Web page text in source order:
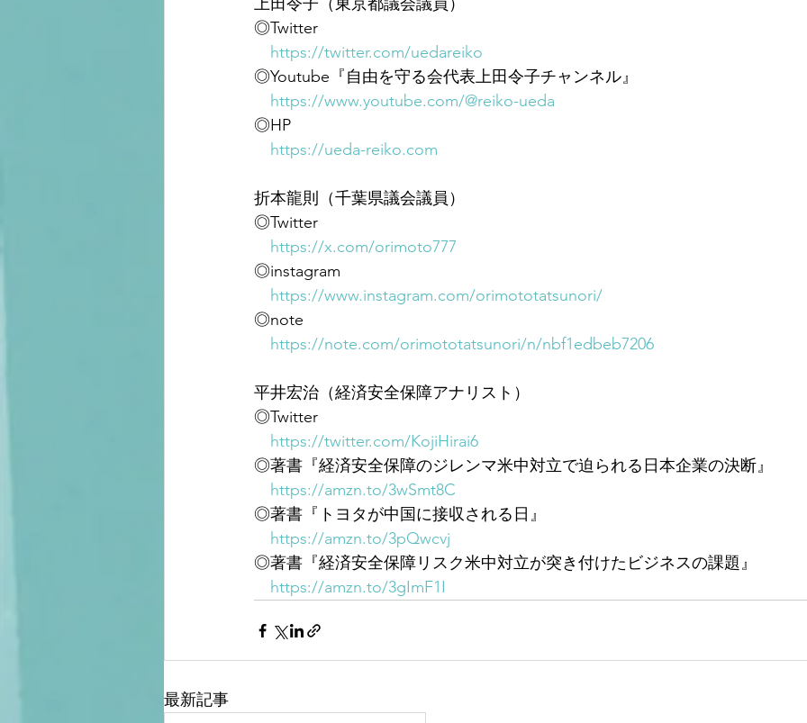
◎Twitter
https://twitter.com/uedareiko
◎Youtube『自由を守る会代表上田令子チャンネル』
https://www.youtube.com/@reiko-ueda
◎HP
https://ueda-reiko.com
折本龍則（千葉県議会議員）
◎Twitter
https://x.com/orimoto777
◎instagram
https://www.instagram.com/orimototatsunori/
◎note
https://note.com/orimototatsunori/n/nbf1edbeb7206
平井宏治（経済安全保障アナリスト）
◎Twitter
https://twitter.com/KojiHirai6
◎著書『経済安全保障のジレンマ米中対立で迫られる日本企業の決断』
https://amzn.to/3wSmt8C
◎著書『トヨタが中国に接収される日』
https://amzn.to/3pQwcvj
◎著書『経済安全保障リスク米中対立が突き付けたビジネスの課題』
https://amzn.to/3gImF1I
最新記事